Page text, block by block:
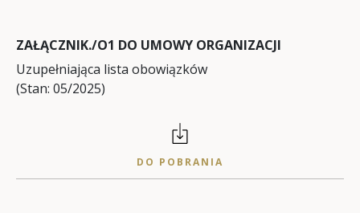
ZAŁĄCZNIK./O1 DO UMOWY ORGANIZACJI
Uzupełniająca lista obowiązków
(Stan: 05/2025)
DO POBRANIA